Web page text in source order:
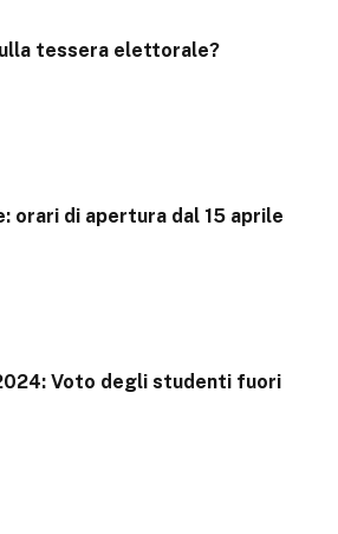
tessera elettorale?
orari di apertura dal 15 aprile
Voto degli studenti fuori